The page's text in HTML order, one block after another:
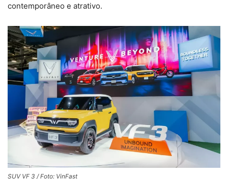
contemporâneo e atrativo.
SUV VF 3 / Foto: VinFast